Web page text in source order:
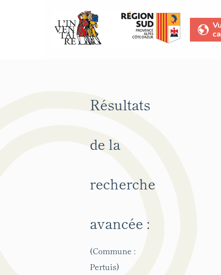
Résultats
de la
recherche
avancée :
(Commune :
Pertuis)